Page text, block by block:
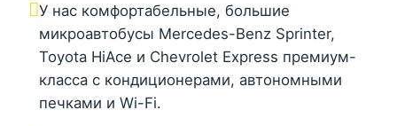
У нас комфортабельные, большие
микроавтобусы Mercedes-Benz Sprinter,
Toyota HiAce и Chevrolet Express премиум-
класса с кондиционерами, автономными
печками и Wi-Fi.